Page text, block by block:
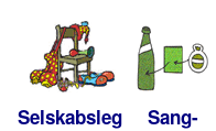
Selskabsleg Sang-